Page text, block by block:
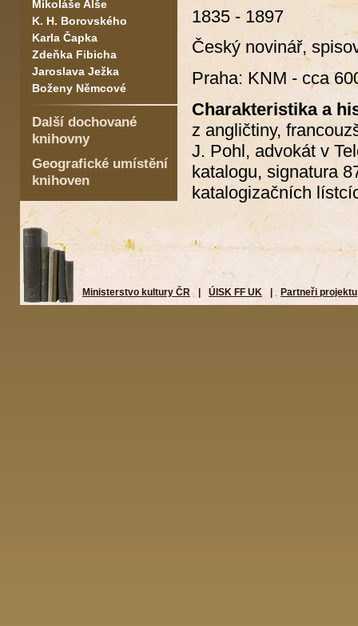
Mikoláše Alše
K. H. Borovského
Karla Čapka
Zdeňka Fibicha
Jaroslava Ježka
Boženy Němcové
Další dochované
knihovny
Geografické umístění
knihoven
1835 - 1897
Český novinář,
Praha: KNM - cca
Charakteristika a
z angličtiny,
J. Pohl, advokát v
katalogu, signatura
katalogizačních
Ministerstvo kultury ČR ÚISK FF UK Partneři projektu